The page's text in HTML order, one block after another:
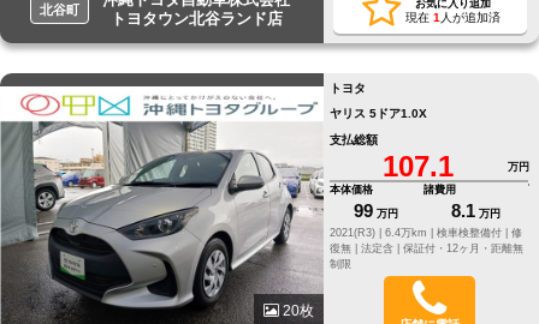
北谷町
トヨタウン北谷ランド店
お気に入り追加
現在 1 人が追加済
20枚
トヨタ
ヤリス 5ドア1.0X
支払総額
107.1
万円
本体価格
99 万円
諸費用
8.1 万円
2021(R3) |
6.4万km | 検車検整備付 | 修
復無 | 法定含 | 保証付・12ヶ月・距離無
制限